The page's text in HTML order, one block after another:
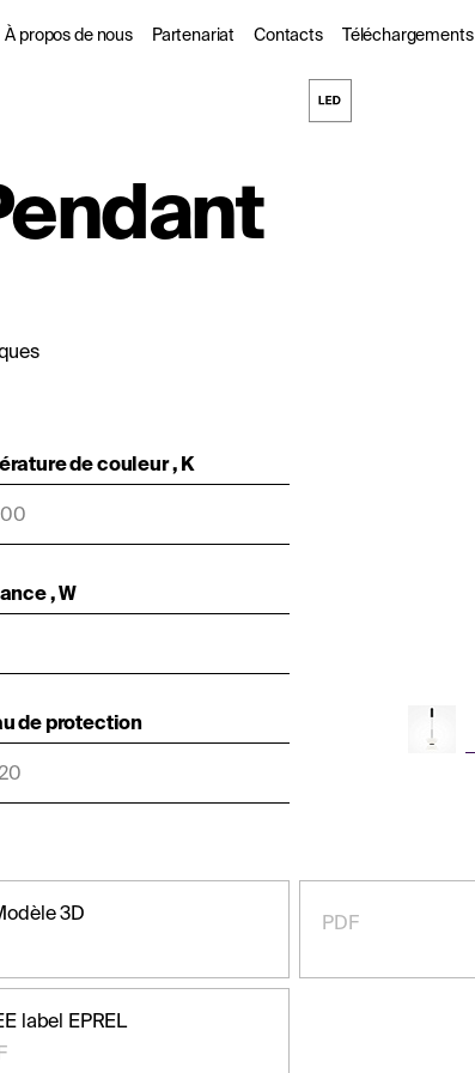
À propos de nous
Durabilité
Partenariat
commerciaux
Les Designers
Contacts Téléchargements
de couleur , K
, W
de protection
3D
PDF
label EPREL